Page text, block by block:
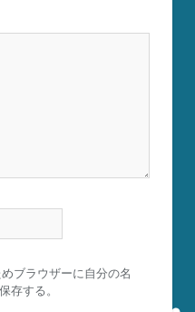
ブラウザーに自分の名
存する。